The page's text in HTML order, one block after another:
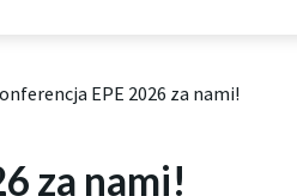
EPE 2026 za nami!
za nami!